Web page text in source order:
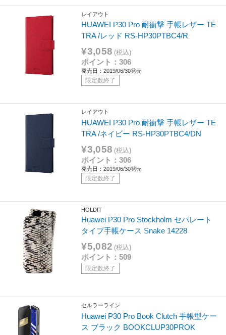
レイアウト
HUAWEI P30 Pro 耐衝撃 手帳レザー TE
TRA /レッド RS-HP30PTBC4/R
¥3,058 (税込)
ポイント：306
発売日：2019/06/30発売
限定数終了
レイアウト
HUAWEI P30 Pro 耐衝撃 手帳レザー TE
TRA /ネイビー RS-HP30PTBC4/DN
¥3,058 (税込)
ポイント：306
発売日：2019/06/30発売
限定数終了
HOLDIT
Huawei P30 Pro Stockholm セパレート
タイプ手帳ケース Snake 14228
¥5,082 (税込)
ポイント：509
限定数終了
セルラーライン
Huawei P30 Pro Book Clutch 手帳型ケー
ス ブラック BOOKCLUP30PROK